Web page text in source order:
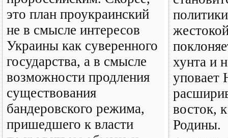
это план проукраинский
не в смысле интересов
Украины как суверенного
государства, а в смысле
возможности продления
существования
бандеровского режима,
пришедшего к власти
хунта и
восток,
Родины.